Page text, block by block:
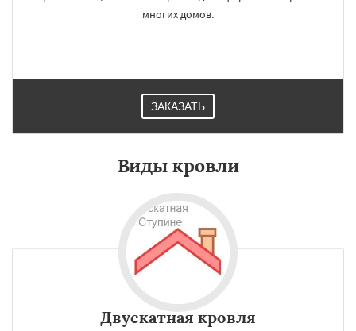
многих домов.
ЗАКАЗАТЬ
Виды кровли
Двускатная кровля